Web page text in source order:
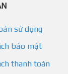
sử dụng
bảo mật
thanh toán